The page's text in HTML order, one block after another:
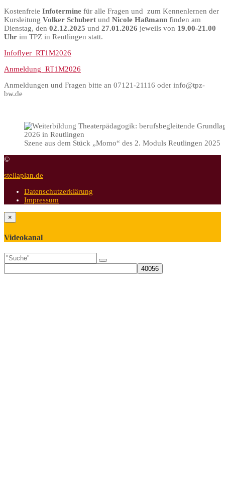
Kostenfreie Infotermine für alle Fragen und zum Kennenlernen der
Kursleitung Volker Schubert und Nicole Haßmann finden am
Dienstag, den 02.12.2025 und 27.01.2026 jeweils von 19.00-21.00
Uhr im TPZ in Reutlingen statt.
Infoflyer_RT1M2026
Anmeldung_RT1M2026
Anmeldungen und Fragen bitte an 07121-21116 oder info@tpz-
bw.de
Szene aus dem Stück „Momo“ des 2. Moduls Reutlingen 2025
©
stellaplan.de
Datenschutzerklärung
Impressum
×
Videokanal